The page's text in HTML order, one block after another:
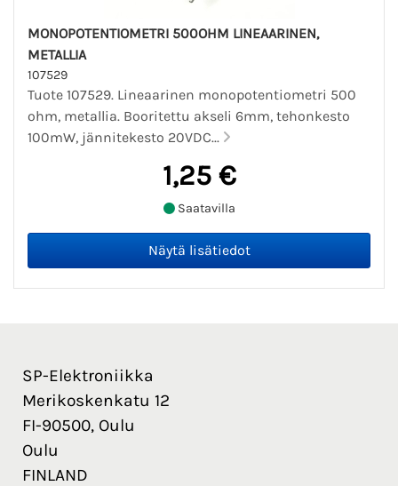
MONOPOTENTIOMETRI 500OHM LINEAARINEN,
METALLIA
107529
Tuote 107529. Lineaarinen monopotentiometri 500
ohm, metallia. Booritettu akseli 6mm, tehonkesto
100mW, jännitekesto 20VDC...
1,25 €
Saatavilla
SP-Elektroniikka
Merikoskenkatu 12
FI-90500, Oulu
Oulu
FINLAND